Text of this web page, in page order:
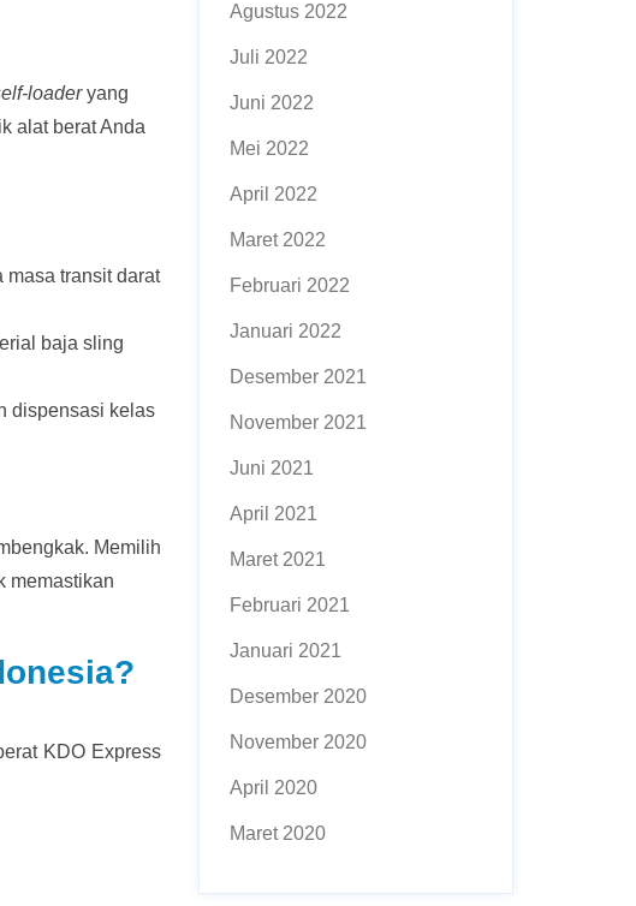
loaderyang
alat berat Anda
masa transit darat
baja sling
dispensasi kelas
Memilih
memastikan
KDO Express
Agustus 2022
Juli 2022
Juni 2022
Mei 2022
April 2022
Maret 2022
Februari 2022
Januari 2022
Desember 2021
November 2021
Juni 2021
April 2021
Maret 2021
Februari 2021
Januari 2021
Desember 2020
November 2020
April 2020
Maret 2020